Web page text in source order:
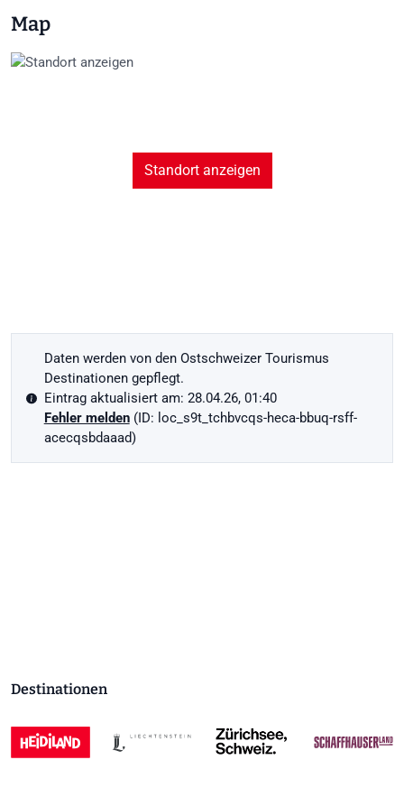
Map
Standort anzeigen
Daten werden von den Ostschweizer Tourismus
Destinationen gepflegt.
Eintrag aktualisiert am: 28.04.26, 01:40
Fehler melden(ID: loc_s9t_tchbvcqs-heca-bbuq-rsff-
acecqsbdaaad)
Destinationen